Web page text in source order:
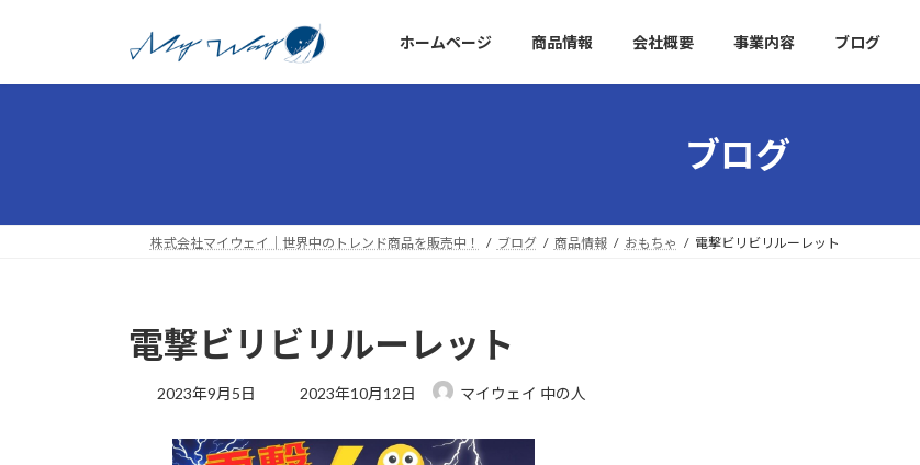
ン
ッ
ー
移
ホームページ 商品情報 会社概要 事業内容 ブログ
ブログ
株式会社マイウェイ｜世界中のトレンド商品を販売中！ ブログ 商品情報 おもちゃ 電撃ビリビリルーレット
電撃ビリビリルーレット
2023年9月5日
最
新
2023年10月12日 マイウェイ 中の人